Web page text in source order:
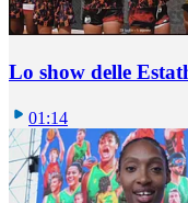
Lo show delle
01:14